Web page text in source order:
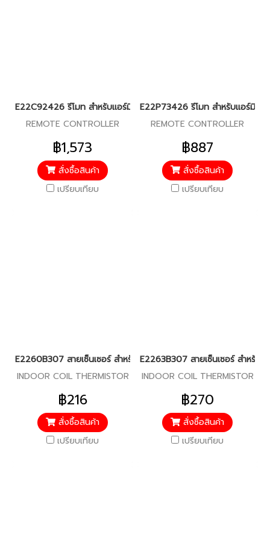
E22C92426 รีโมท สำหรับแอร์มิตซู รุ่น MS-D30, MS-D36
REMOTE CONTROLLER
฿1,573
สั่งซื้อสินค้า
เปรียบเทียบ
E22P73426 รีโมท สำหรับแอร์มิตซู รุ่
REMOTE CONTROLLER
฿887
สั่งซื้อสินค้า
เปรียบเทียบ
E2260B307 สายเซ็นเซอร์ สำหรับแอร์มิตซู รุ่น MSZ-SGH24,MSY-
INDOOR COIL THERMISTOR
฿216
สั่งซื้อสินค้า
เปรียบเทียบ
E2263B307 สายเซ็นเซอร์ สำหรับแ
INDOOR COIL THERMISTOR
฿270
สั่งซื้อสินค้า
เปรียบเทียบ